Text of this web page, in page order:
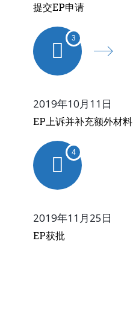
提交EP申请
3
2019年10月11日
EP上诉并补充额外材料
4
2019年11月25日
EP获批